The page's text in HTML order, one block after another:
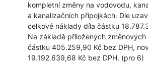
kompletní změny na vodovodu,
a kanalizačních přípojkách. Dle
celkové náklady díla částku
Na základě přiložených změnových
částku 405.259,90 Kč bez DPH,
19.192.639,68 Kč bez DPH. (pro 6)